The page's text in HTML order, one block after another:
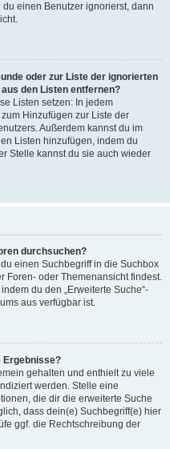
einen Benutzer ignorierst, dann
oder zur Liste der ignorierten
den Listen entfernen?
Listen setzen: In jedem
Hinzufügen zur Liste der
Außerdem kannst du im
Listen hinzufügen, indem du
Stelle kannst du sie auch wieder
durchsuchen?
einen Suchbegriff in die Suchbox
Foren- oder Themenansicht findest.
du den „Erweiterte Suche“-
aus verfügbar ist.
Ergebnisse?
gehalten und enthielt zu viele
werden. Stelle eine
die dir die erweiterte Suche
dass dein(e) Suchbegriff(e) hier
ggf. die Rechtschreibung der